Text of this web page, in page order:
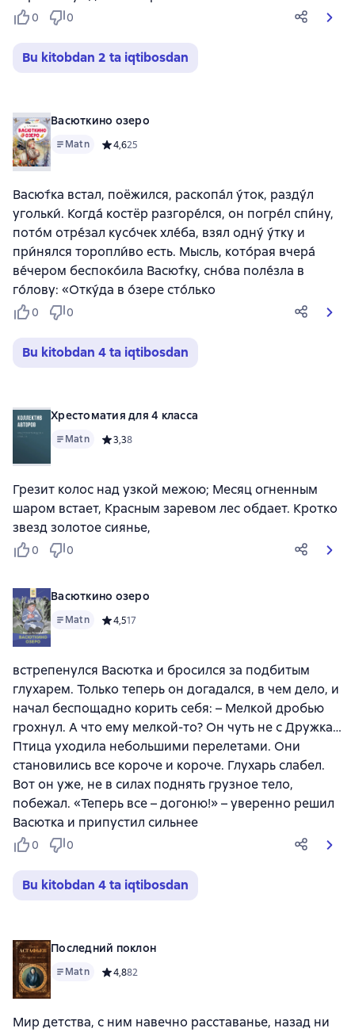
0 0
Bu kitobdan 2 ta iqtibosdan
Васюткино озеро
Matn Средний рейтинг 4,6 на основе 25 оценок
4,625
Васю́тка встал, поёжился, раскопа́л у́ток, разду́л
угольки́. Когда́ костёр разгоре́лся, он погре́л спи́ну,
пото́м отре́зал кусо́чек хле́ба, взял одну́ у́тку и
при́нялся торопли́во есть. Мысль, кото́рая вчера́
ве́чером беспоко́ила Васю́тку, сно́ва поле́зла в
го́лову: «Отку́да в о́зере сто́лько
0 0
Bu kitobdan 4 ta iqtibosdan
Хрестоматия для 4 класса
Matn Средний рейтинг 3,3 на основе 8 оценок
3,38
Грезит колос над узкой межою; Месяц огненным
шаром встает, Красным заревом лес обдает. Кротко
звезд золотое сиянье,
0 0
Васюткино озеро
Matn Средний рейтинг 4,5 на основе 17 оценок
4,517
встрепенулся Васютка и бросился за подбитым
глухарем. Только теперь он догадался, в чем дело, и
начал беспощадно корить себя: – Мелкой дробью
грохнул. А что ему мелкой-то? Он чуть не с Дружка…
Птица уходила небольшими перелетами. Они
становились все короче и короче. Глухарь слабел.
Вот он уже, не в силах поднять грузное тело,
побежал. «Теперь все – догоню!» – уверенно решил
Васютка и припустил сильнее
0 0
Bu kitobdan 4 ta iqtibosdan
Последний поклон
Matn Средний рейтинг 4,8 на основе 82 оценок
4,882
Мир детства, с ним навечно расставанье, назад ни